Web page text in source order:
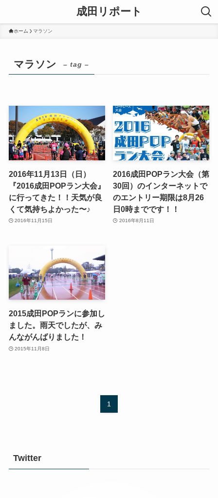
成田リポート
ホーム マラソン
マラソン – tag –
2016年11月13日（日）
『2016成田POPラン大会』
に行ってきた！！天気が良
くて気持ちよかった〜♪
2016年11月15日
2016成田POPラン大会（第
30回）のインターネットで
のエントリー期限は8月26
日0時までです！！
2016年8月11日
2015成田POPランに参加し
ました。雨天でしたが、み
んながんばりました！
2015年11月8日
1
Twitter